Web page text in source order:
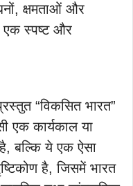
क्षमताओं और
एक स्पष्ट और
“विकसित भारत”
एक कार्यकाल या
बल्कि ये एक ऐसा
है, जिसमें भारत